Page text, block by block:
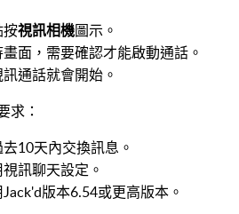
按視訊相機圖示。
面，需要確認才能啟動通話。
通話就會開始。
求：
10天內交換訊息。
訊聊天設定。
版本6.54或更高版本。